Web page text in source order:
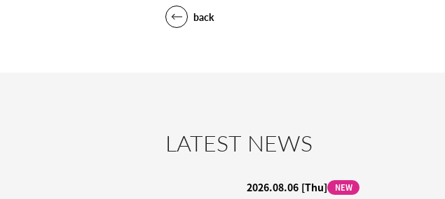
back
LATEST NEWS
2026.08.06 [Thu] NEW